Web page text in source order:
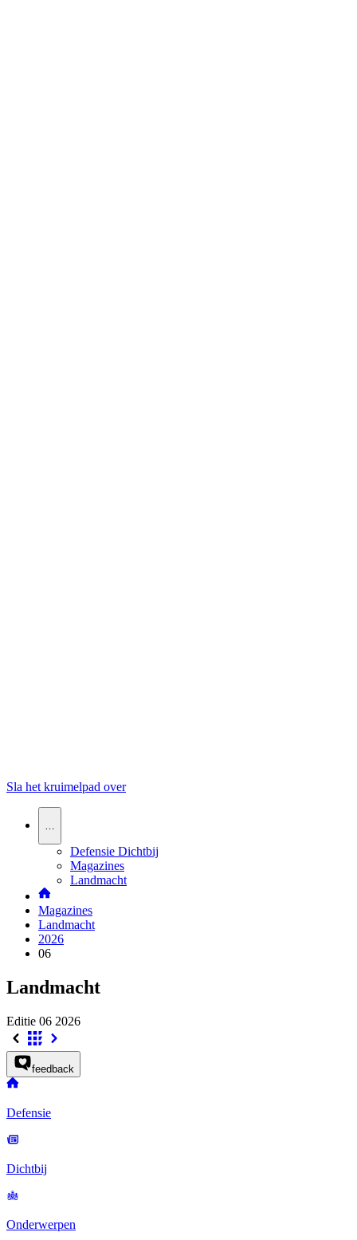
Sla het kruimelpad over
Defensie Dichtbij
Magazines
Landmacht
Magazines
Landmacht
2026
06
Landmacht
Editie 06 2026
feedback
Defensie
Dichtbij
Onderwerpen